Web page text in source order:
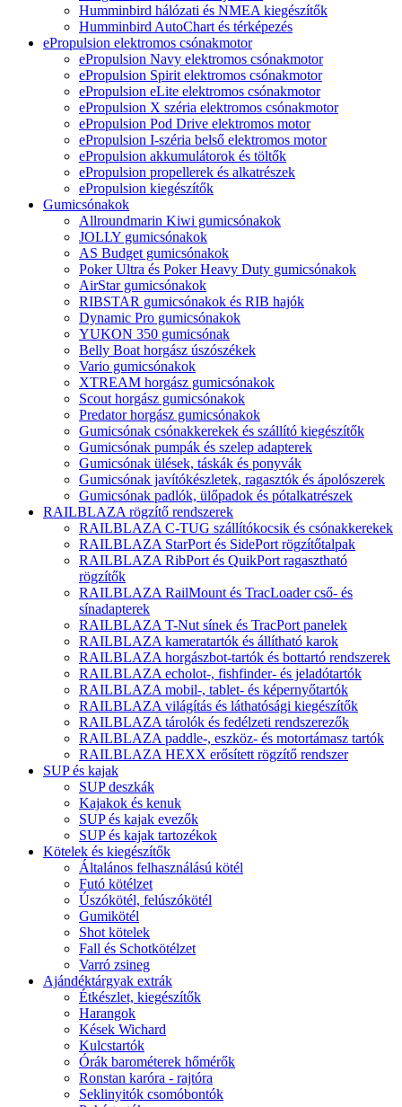
Humminbird hálózati és NMEA kiegészítők
Humminbird AutoChart és térképezés
ePropulsion elektromos csónakmotor
ePropulsion Navy elektromos csónakmotor
ePropulsion Spirit elektromos csónakmotor
ePropulsion eLite elektromos csónakmotor
ePropulsion X széria elektromos csónakmotor
ePropulsion Pod Drive elektromos motor
ePropulsion I-széria belső elektromos motor
ePropulsion akkumulátorok és töltők
ePropulsion propellerek és alkatrészek
ePropulsion kiegészítők
Gumicsónakok
Allroundmarin Kiwi gumicsónakok
JOLLY gumicsónakok
AS Budget gumicsónakok
Poker Ultra és Poker Heavy Duty gumicsónakok
AirStar gumicsónakok
RIBSTAR gumicsónakok és RIB hajók
Dynamic Pro gumicsónakok
YUKON 350 gumicsónak
Belly Boat horgász úszószékek
Vario gumicsónakok
XTREAM horgász gumicsónakok
Scout horgász gumicsónakok
Predator horgász gumicsónakok
Gumicsónak csónakkerekek és szállító kiegészítők
Gumicsónak pumpák és szelep adapterek
Gumicsónak ülések, táskák és ponyvák
Gumicsónak javítókészletek, ragasztók és ápolószerek
Gumicsónak padlók, ülőpadok és pótalkatrészek
RAILBLAZA rögzítő rendszerek
RAILBLAZA C-TUG szállítókocsik és csónakkerekek
RAILBLAZA StarPort és SidePort rögzítőtalpak
RAILBLAZA RibPort és QuikPort ragasztható
rögzítők
RAILBLAZA RailMount és TracLoader cső- és
sínadapterek
RAILBLAZA T-Nut sínek és TracPort panelek
RAILBLAZA kameratartók és állítható karok
RAILBLAZA horgászbot-tartók és bottartó rendszerek
RAILBLAZA echolot-, fishfinder- és jeladótartók
RAILBLAZA mobil-, tablet- és képernyőtartók
RAILBLAZA világítás és láthatósági kiegészítők
RAILBLAZA tárolók és fedélzeti rendszerezők
RAILBLAZA paddle-, eszköz- és motortámasz tartók
RAILBLAZA HEXX erősített rögzítő rendszer
SUP és kajak
SUP deszkák
Kajakok és kenuk
SUP és kajak evezők
SUP és kajak tartozékok
Kötelek és kiegészítők
Általános felhasználású kötél
Futó kötélzet
Úszókötél, felúszókötél
Gumikötél
Shot kötelek
Fall és Schotkötélzet
Varró zsineg
Ajándéktárgyak extrák
Étkészlet, kiegészítők
Harangok
Kések Wichard
Kulcstartók
Órák barométerek hőmérők
Ronstan karóra - rajtóra
Seklinyitók csomóbontók